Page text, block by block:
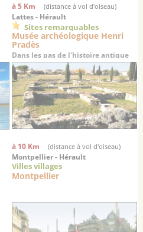
à 5 Km (distance à vol d'oiseau)
Lattes - Hérault
Sites remarquables
Musée archéologique Henri
Pradès
Dans les pas de l'histoire antique
du Languedoc…
à 10 Km (distance à vol d'oiseau)
Montpellier - Hérault
Villes villages
Montpellier